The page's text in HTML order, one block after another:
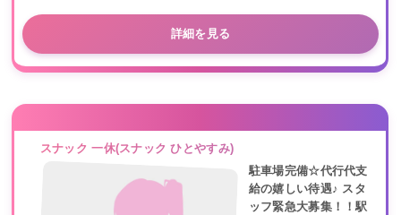
詳細を見る
スナック 一休(スナック ひとやすみ)
駐車場完備☆代行代支
給の嬉しい待遇♪ スタ
ッフ緊急大募集！！駅